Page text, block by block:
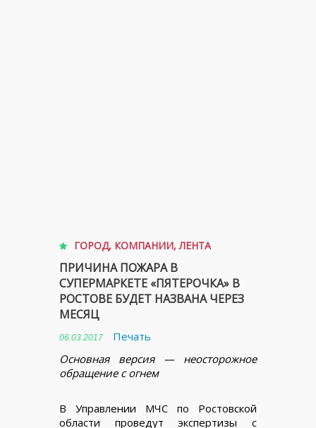
ГОРОД, КОМПАНИИ,ЛЕНТА
ПРИЧИНА ПОЖАРА В
СУПЕРМАРКЕТЕ «ПЯТЕРОЧКА» В
РОСТОВЕ БУДЕТ НАЗВАНА ЧЕРЕЗ
МЕСЯЦ
06.03.2017
Печать
Основная версия — неосторожное
обращение с огнем
В Управлении МЧС по Ростовской
области проведут экспертизы с